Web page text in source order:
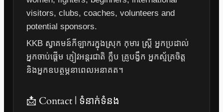
visitors, clubs, coaches, volunteers and
potential sponsors.
KKB ស្វាគមន៍កីឡាករក្នុងស្រុក កុមារ ស្ត្រី អ្នកប្រដាល់
អ្នកចាប់ផ្តើម ភ្ញៀវអន្តរជាតិ ក្លឹប គ្រូបង្វឹក អ្នកស្ម័គ្រចិត្ត
និងអ្នកឧបត្ថម្ភនាពេលអនាគត។
📩 Contact | ទំនាក់ទំនង